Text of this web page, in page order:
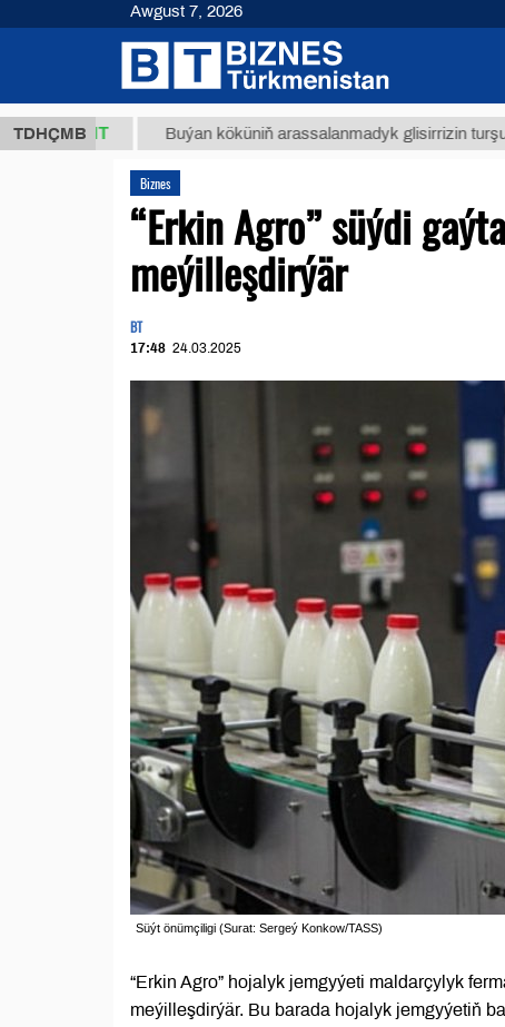
TDHÇMB
ТМТ Buýan köküniň arassalanmadyk glisirrizin turşusy (t.)
Biznes
“Erkin Agro” süýdi
meýilleşdirýär
BT
17:48 24.03.2025
Süýt önümçiligi (Surat: Sergeý Konkow/TASS)
“Erkin Agro” hojalyk jemgyýeti maldarçylyk
meýilleşdirýär. Bu barada hojalyk jemgyýetiň
Awgust 7, 2026